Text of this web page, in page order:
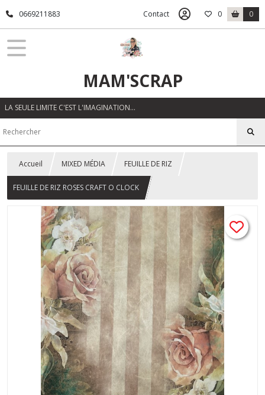
0669211883 Contact 0 0
MAM'SCRAP
LA SEULE LIMITE C'EST L'IMAGINATION…
Accueil MIXED MÉDIA FEUILLE DE RIZ
FEUILLE DE RIZ ROSES CRAFT O CLOCK